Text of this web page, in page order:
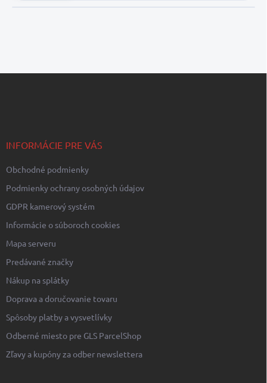
INFORMÁCIE PRE VÁS
Obchodné podmienky
Podmienky ochrany osobných údajov
GDPR kamerový systém
Informácie o súboroch cookies
Mapa serveru
Predávané značky
Nákup na splátky
Doprava a doručovanie tovaru
Spôsoby platby a vysvetlívky
Odberné miesto pre GLS ParcelShop
Zľavy a kupóny za odber newslettera